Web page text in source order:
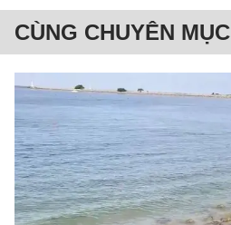
CÙNG CHUYÊN MỤC